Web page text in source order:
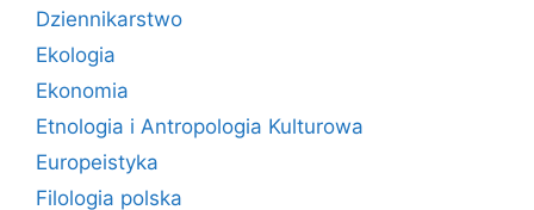
Dziennikarstwo
Ekologia
Ekonomia
Etnologia i Antropologia Kulturowa
Europeistyka
Filologia polska